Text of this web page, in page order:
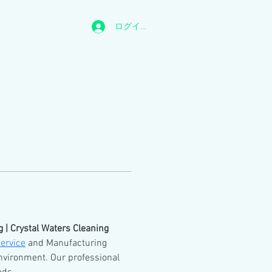
ログイン
Crystal Waters Cleaning
and Manufacturing
Our professional